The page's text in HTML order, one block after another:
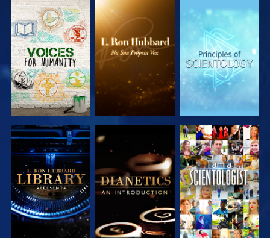
EXPLORAR A
SÉRIE
EXPLORAR A
SÉRIE
EXPLORAR A
SÉRIE
EXPLORAR A
SÉRIE
EXPLORAR A
SÉRIE
VER